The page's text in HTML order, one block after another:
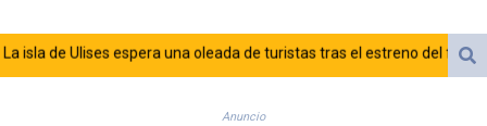
ARS 1731.96426
AUD 1.634492
AZN 1.961832
de Ulises espera una oleada de turistas tras el estreno del filme de
Anuncio